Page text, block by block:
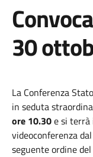
30
La Conferenza
in seduta
ore 10.30e si terrà
videoconferenza
seguente ordine